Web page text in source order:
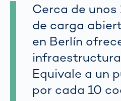
Cerca de
de carga
en Berlín
Equivale a un
por cada 10